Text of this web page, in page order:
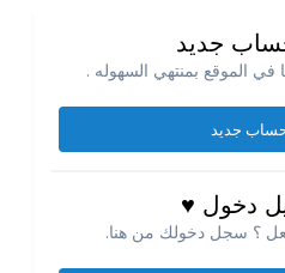
جديد
الموقع بمنتهي السهوله .
جديد
دخول ♥
؟ سجل دخولك من هنا.